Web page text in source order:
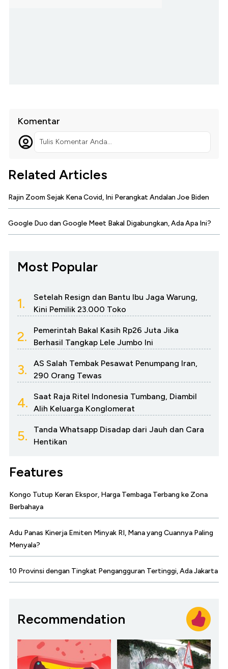
Komentar
Tulis Komentar Anda...
Related Articles
Rajin Zoom Sejak Kena Covid, Ini Perangkat Andalan Joe Biden
Google Duo dan Google Meet Bakal Digabungkan, Ada Apa Ini?
Most Popular
1.
Setelah Resign dan Bantu Ibu Jaga Warung,
Kini Pemilik 23.000 Toko
2.
Pemerintah Bakal Kasih Rp26 Juta Jika
Berhasil Tangkap Lele Jumbo Ini
3.
AS Salah Tembak Pesawat Penumpang Iran,
290 Orang Tewas
4.
Saat Raja Ritel Indonesia Tumbang, Diambil
Alih Keluarga Konglomerat
5.
Tanda Whatsapp Disadap dari Jauh dan Cara
Hentikan
Features
Kongo Tutup Keran Ekspor, Harga Tembaga Terbang ke Zona
Berbahaya
Adu Panas Kinerja Emiten Minyak RI, Mana yang Cuannya Paling
Menyala?
10 Provinsi dengan Tingkat Pengangguran Tertinggi, Ada Jakarta
Recommendation